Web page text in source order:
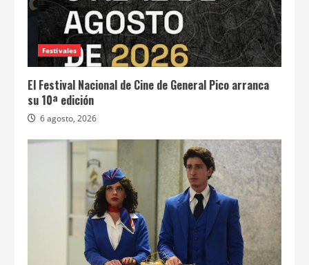
Festivales
El Festival Nacional de Cine de General Pico arranca
su 10ª edición
6 agosto, 2026